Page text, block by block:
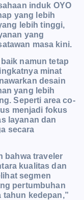
induk OYO
yang lebih
lebih tinggi,
yang
masa kini.
namun tetap
minat
desain
yang lebih
Seperti area co-
menjadi fokus
layanan dan
secara
bahwa traveler
kualitas dan
segmen
pertumbuhan
tahun kedepan,”